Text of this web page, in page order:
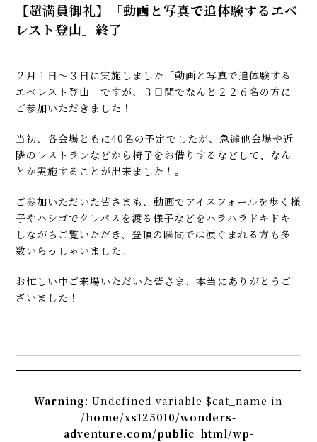
【超満員御礼】「動画と写真で追体験するエベ
レスト登山」終了
２月１日〜３日に実施しました「動画と写真で追体験する
エベレスト登山」ですが、３日間でなんと２２６名の方に
ご参加いただきました！
当初、各会場ともに40名の予定でしたが、急遽他会場や近
隣のレストランなどから椅子をお借りするなどして、なん
とか実施することが出来ました！。
ご参加いただいた皆さまも、動画でアイスフォールを歩く様
子やハシゴでクレパスを渡る様子などをハラハラドキドキ
しながらご覧いただき、登頂の瞬間では涙ぐまれる方も多
数いらっしゃいました。
お忙しい中ご来場いただいた皆さま、本当にありがとうご
ざいました！
Warning: Undefined variable $cat_name in
/home/xs125010/wonders-
adventure.com/public_html/wp-